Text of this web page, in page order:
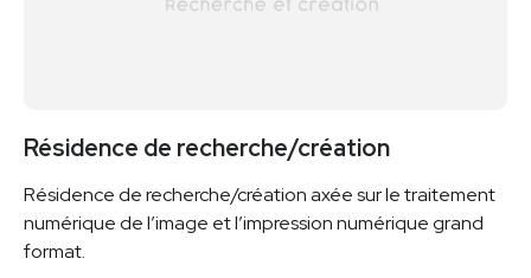
Résidence de recherche/création
Résidence de recherche/création axée sur le traitement
numérique de l’image et l’impression numérique grand
format.